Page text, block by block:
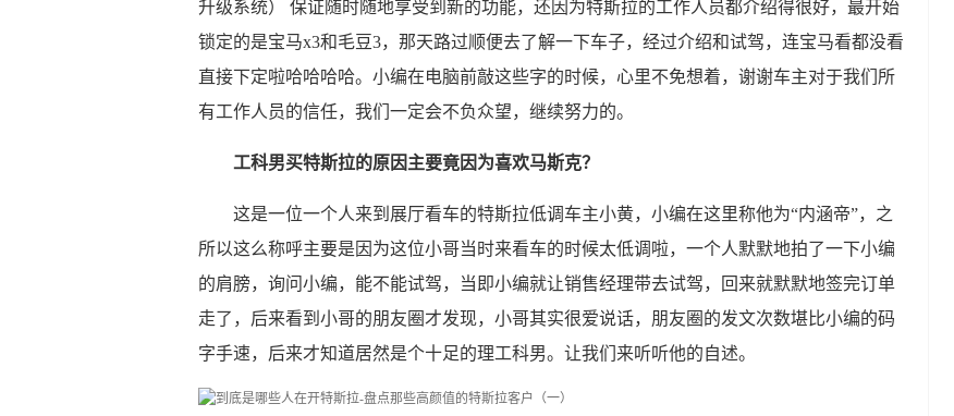
升级系统） 保证随时随地享受到新的功能，还因为特斯拉的工作人员都介绍得很好，最开始
锁定的是宝马x3和毛豆3，那天路过顺便去了解一下车子，经过介绍和试驾，连宝马看都没看
直接下定啦哈哈哈哈。小编在电脑前敲这些字的时候，心里不免想着，谢谢车主对于我们所
有工作人员的信任，我们一定会不负众望，继续努力的。
工科男买特斯拉的原因主要竟因为喜欢马斯克？
这是一位一个人来到展厅看车的特斯拉低调车主小黄，小编在这里称他为“内涵帝”，之
所以这么称呼主要是因为这位小哥当时来看车的时候太低调啦，一个人默默地拍了一下小编
的肩膀，询问小编，能不能试驾，当即小编就让销售经理带去试驾，回来就默默地签完订单
走了，后来看到小哥的朋友圈才发现，小哥其实很爱说话，朋友圈的发文次数堪比小编的码
字手速，后来才知道居然是个十足的理工科男。让我们来听听他的自述。